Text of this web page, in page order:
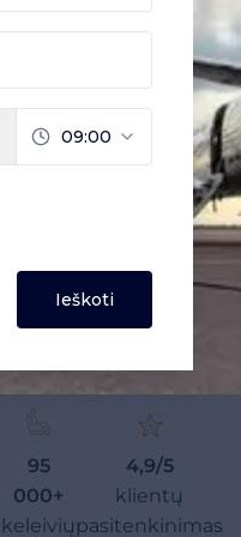
95
000+
keleivių
4,9/5
klientų
pasitenkinimas